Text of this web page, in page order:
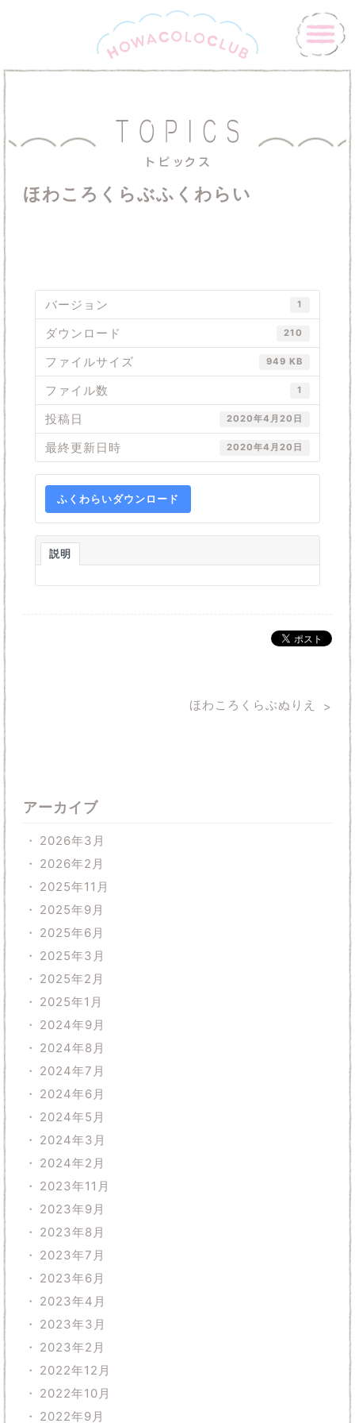
ほわころくらぶふくわらい
バージョン 1
ダウンロード 210
ファイルサイズ 949 KB
ファイル数 1
投稿日 2020年4月20日
最終更新日時 2020年4月20日
ふくわらいダウンロード
説明
ほわころくらぶぬりえ
アーカイブ
2026年3月
2026年2月
2025年11月
2025年9月
2025年6月
2025年3月
2025年2月
2025年1月
2024年9月
2024年8月
2024年7月
2024年6月
2024年5月
2024年3月
2024年2月
2023年11月
2023年9月
2023年8月
2023年7月
2023年6月
2023年4月
2023年3月
2023年2月
2022年12月
2022年10月
2022年9月